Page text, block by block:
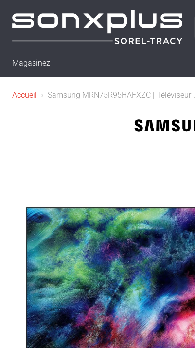
Magasinez
Accueil Samsung MRN75R95HAFXZC | Téléviseur